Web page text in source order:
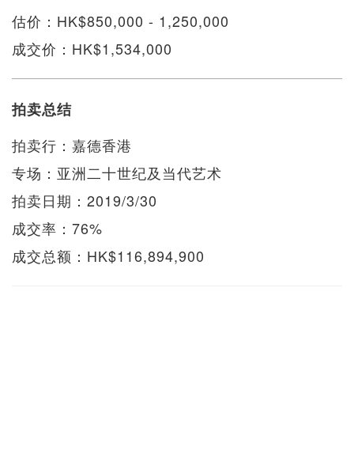
估价：HK$850,000 - 1,250,000
成交价：HK$1,534,000
拍卖总结
拍卖行：嘉德香港
专场：亚洲二十世纪及当代艺术
拍卖日期：2019/3/30
成交率：76%
成交总额：HK$116,894,900